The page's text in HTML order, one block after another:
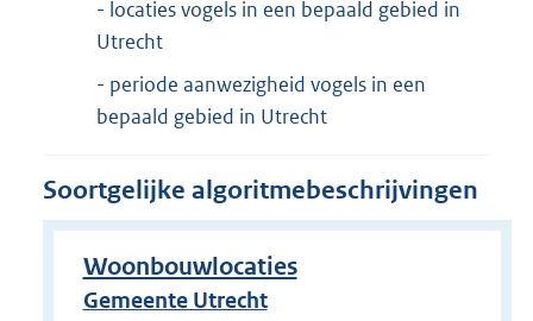
- locaties vogels in een bepaald gebied in
Utrecht
- periode aanwezigheid vogels in een
bepaald gebied in Utrecht
Soortgelijke algoritmebeschrijvingen
Woonbouwlocaties
Gemeente Utrecht